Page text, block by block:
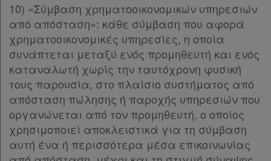
Παρ.1
Παρ.2
Άρθρο 5γ
Άρθρο 5δ [-]
Παρ.1
Παρ.2
Παρ.3
Άρθρο 5ε [-]
Παρ.1
Παρ.2
10) «Σύμβαση χρηματοοικονομικών υπηρεσιών
από απόσταση»: κάθε σύμβαση που αφορά
χρηματοοικονομικές υπηρεσίες, η οποία
συνάπτεται μεταξύ ενός προμηθευτή και ενός
καταναλωτή χωρίς την ταυτόχρονη φυσική
τους παρουσία, στο πλαίσιο συστήματος από
απόσταση πώλησης ή παροχής υπηρεσιών που
οργανώνεται από τον προμηθευτή, ο οποίος
χρησιμοποιεί αποκλειστικά για τη σύμβαση
αυτή ένα ή περισσότερα μέσα επικοινωνίας